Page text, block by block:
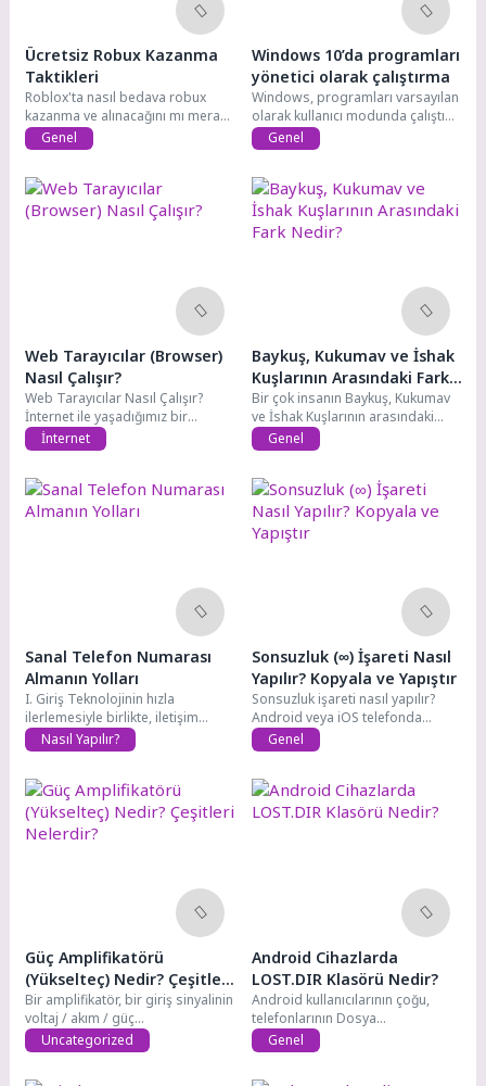
Ücretsiz Robux Kazanma
Taktikleri
Roblox'ta nasıl bedava robux
kazanma ve alınacağını mı merak
ediyorsunuz?...
Genel
Windows 10’da programları
yönetici olarak çalıştırma
Windows, programları varsayılan
olarak kullanıcı modunda çalıştırır.
Programları yönetici modunda...
Genel
Web Tarayıcılar (Browser)
Nasıl Çalışır?
Web Tarayıcılar Nasıl Çalışır?
İnternet ile yaşadığımız bir
çağdayız. İnternetsiz...
İnternet
Baykuş, Kukumav ve İshak
Kuşlarının Arasındaki Fark
Nedir?
Bir çok insanın Baykuş, Kukumav
ve İshak Kuşlarının arasındaki
farkı...
Genel
Sanal Telefon Numarası
Almanın Yolları
I. Giriş Teknolojinin hızla
ilerlemesiyle birlikte, iletişim
alışkanlıklarımız ve araçlarımız...
Nasıl Yapılır?
Sonsuzluk (∞) İşareti Nasıl
Yapılır? Kopyala ve Yapıştır
Sonsuzluk işareti nasıl yapılır?
Android veya iOS telefonda
sonsuzluk işareti...
Genel
Güç Amplifikatörü
(Yükselteç) Nedir? Çeşitleri
Nelerdir?
Bir amplifikatör, bir giriş sinyalinin
voltaj / akım / güç...
Uncategorized
Android Cihazlarda
LOST.DIR Klasörü Nedir?
Android kullanıcılarının çoğu,
telefonlarının Dosya
Yöneticisinde LOST.DIR adında
bir klasör...
Genel